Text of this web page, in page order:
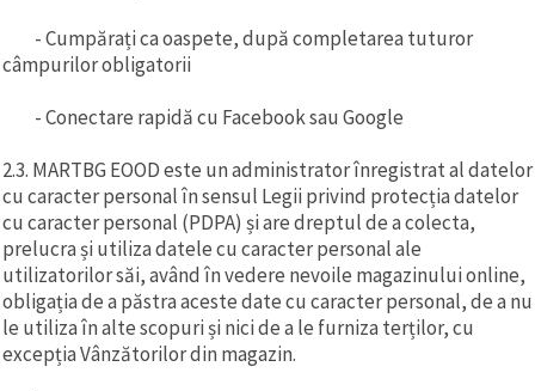
- Cumpărați ca oaspete, după completarea tuturor
câmpurilor obligatorii
- Conectare rapidă cu Facebook sau Google
2.3. MARTBG EOOD este un administrator înregistrat al datelor
cu caracter personal în sensul Legii privind protecția datelor
cu caracter personal (PDPA) și are dreptul de a colecta,
prelucra și utiliza datele cu caracter personal ale
utilizatorilor săi, având în vedere nevoile magazinului online,
obligația de a păstra aceste date cu caracter personal, de a nu
le utiliza în alte scopuri și nici de a le furniza terților, cu
excepția Vânzătorilor din magazin.